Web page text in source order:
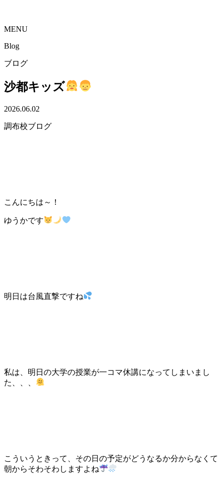
MENU
Blog
ブログ
沙都キッズ
2026.06.02
調布校ブログ
こんにちは～！
ゆうかです
明日は台風直撃ですね
私は、明日の大学の授業が一コマ休講になってしまいまし
た、、、
こういうときって、その日の予定がどうなるか分からなくて
朝からそわそわしますよね